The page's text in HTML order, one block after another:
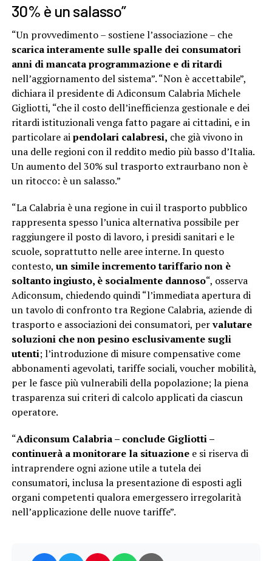
30% è un salasso”
“Un provvedimento – sostiene l’associazione – che
scarica interamente sulle spalle dei consumatori
anni di mancata programmazione e di ritardi
nell’aggiornamento del sistema”. “Non è accettabile”,
dichiara il presidente di Adiconsum Calabria Michele
Gigliotti, “che il costo dell’inefficienza gestionale e dei
ritardi istituzionali venga fatto pagare ai cittadini, e in
particolare aipendolari calabresi, che già vivono in
una delle regioni con il reddito medio più basso d’Italia.
Un aumento del 30% sul trasporto extraurbano non è
un ritocco: è un salasso.”
“La Calabria è una regione in cui il trasporto pubblico
rappresenta spesso l’unica alternativa possibile per
raggiungere il posto di lavoro, i presidi sanitari e le
scuole, soprattutto nelle aree interne. In questo
contesto, un simile incremento tariffario non è
soltanto ingiusto, è socialmente dannoso“, osserva
Adiconsum, chiedendo quindi “l’immediata apertura di
un tavolo di confronto tra Regione Calabria, aziende di
trasporto e associazioni dei consumatori, pervalutare
soluzioni che non pesino esclusivamente sugli
utenti; l’introduzione di misure compensative come
abbonamenti agevolati, tariffe sociali, voucher mobilità,
per le fasce più vulnerabili della popolazione; la piena
trasparenza sui criteri di calcolo applicati da ciascun
operatore.
“Adiconsum Calabria – conclude Gigliotti –
continuerà a monitorare la situazionee si riserva di
intraprendere ogni azione utile a tutela dei
consumatori, inclusa la presentazione di esposti agli
organi competenti qualora emergessero irregolarità
nell’applicazione delle nuove tariffe”.